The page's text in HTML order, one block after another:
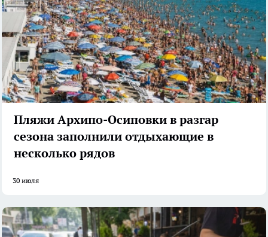
Пляжи Архипо-Осиповки в разгар
сезона заполнили отдыхающие в
несколько рядов
30 июля